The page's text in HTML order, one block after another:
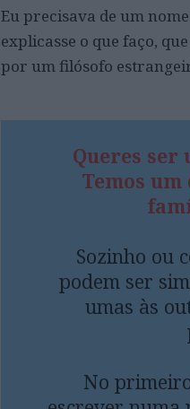
Eu precisava de um
explicasse o que faço,
por um filósofo
Queres ser
Temos
Sozinho ou
podem ser
umas às
No